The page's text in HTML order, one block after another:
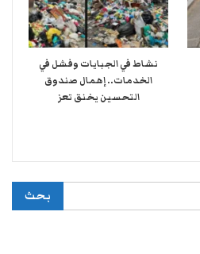
نشاط في الجبايات وفشل في
الخدمات.. إهمال صندوق
التحسين يخنق تعز